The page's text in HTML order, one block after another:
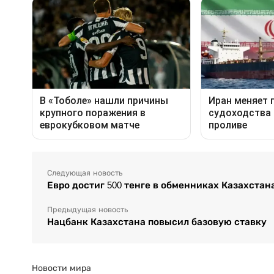
Следующая новость
Евро достиг 500 тенге в обменниках
Предыдущая новость
Нацбанк Казахстана повысил базовую ставку
Новости мира